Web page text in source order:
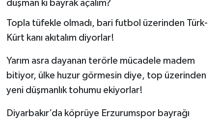
düşman ki bayrak açalım?
Topla tüfekle olmadı, bari futbol üzerinden Türk-
Kürt kanı akıtalım diyorlar!
Yarım asra dayanan terörle mücadele madem
bitiyor, ülke huzur görmesin diye, top üzerinden
yeni düşmanlık tohumu ekiyorlar!
Diyarbakır’da köprüye Erzurumspor bayrağı
YEREL